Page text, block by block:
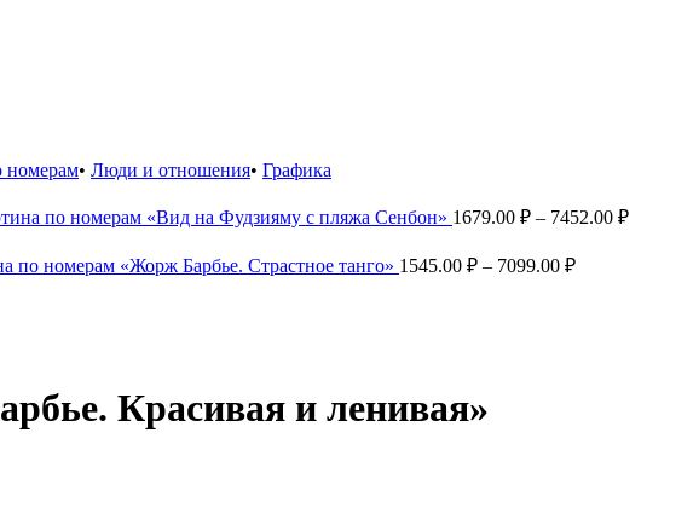
номерам• Люди и отношения• Графика
по номерам «Вид на Фудзияму с пляжа Сенбон» 1679.00 ₽ – 7452.00 ₽Диапазон
по номерам «Жорж Барбье. Страстное танго» 1545.00 ₽ – 7099.00 ₽Диапазон
Красивая и ленивая»